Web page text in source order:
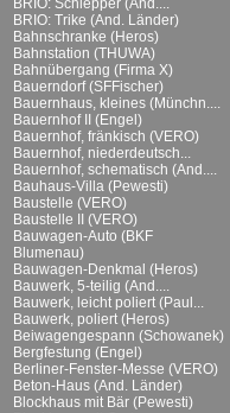
BRIO: Schlepper (And....
BRIO: Trike (And. Länder)
Bahnschranke (Heros)
Bahnstation (THUWA)
Bahnübergang (Firma X)
Bauerndorf (SFFischer)
Bauernhaus, kleines (Münchn....
Bauernhof II (Engel)
Bauernhof, fränkisch (VERO)
Bauernhof, niederdeutsch...
Bauernhof, schematisch (And....
Bauhaus-Villa (Pewesti)
Baustelle (VERO)
Baustelle II (VERO)
Bauwagen-Auto (BKF
Blumenau)
Bauwagen-Denkmal (Heros)
Bauwerk, 5-teilig (And....
Bauwerk, leicht poliert (Paul...
Bauwerk, poliert (Heros)
Beiwagengespann (Schowanek)
Bergfestung (Engel)
Berliner-Fenster-Messe (VERO)
Beton-Haus (And. Länder)
Blockhaus mit Bär (Pewesti)